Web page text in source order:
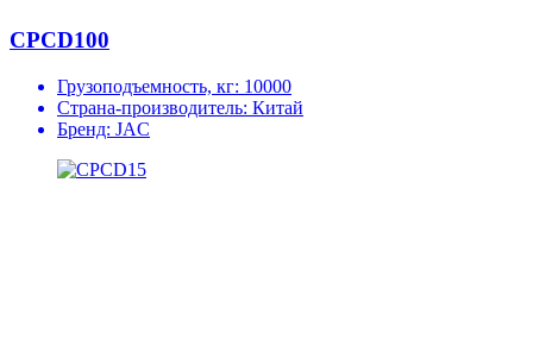
CPCD100
Грузоподъемность, кг: 10000
Страна-производитель: Китай
Бренд: JAC